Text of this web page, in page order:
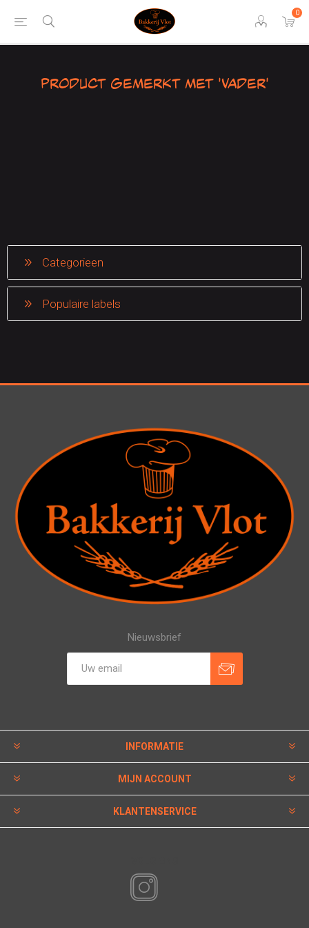
0
Product gemerkt met 'vader'
Categorieen
Populaire labels
Nieuwsbrief
INFORMATIE
MIJN ACCOUNT
KLANTENSERVICE